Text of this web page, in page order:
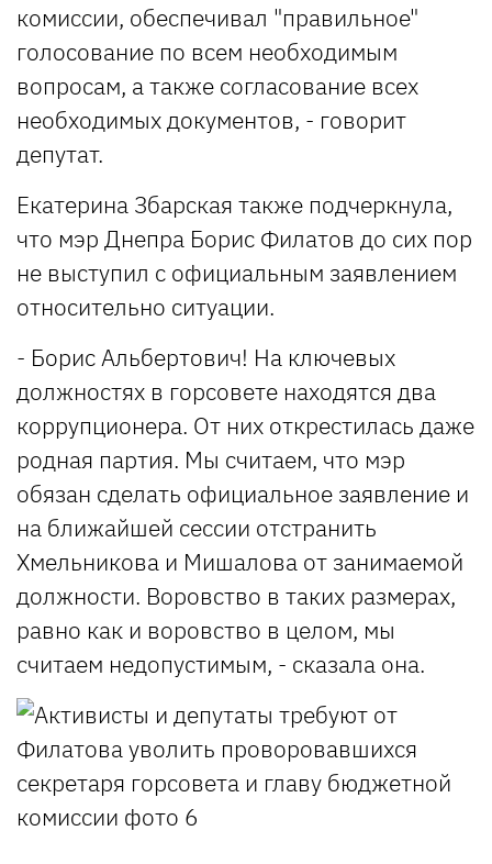
комиссии, обеспечивал "правильное"
голосование по всем необходимым
вопросам, а также согласование всех
необходимых документов, - говорит
депутат.
Екатерина Збарская также подчеркнула,
что мэр Днепра Борис Филатов до сих пор
не выступил с официальным заявлением
относительно ситуации.
- Борис Альбертович! На ключевых
должностях в горсовете находятся два
коррупционера. От них открестилась даже
родная партия. Мы считаем, что мэр
обязан сделать официальное заявление и
на ближайшей сессии отстранить
Хмельникова и Мишалова от занимаемой
должности. Воровство в таких размерах,
равно как и воровство в целом, мы
считаем недопустимым, - сказала она.